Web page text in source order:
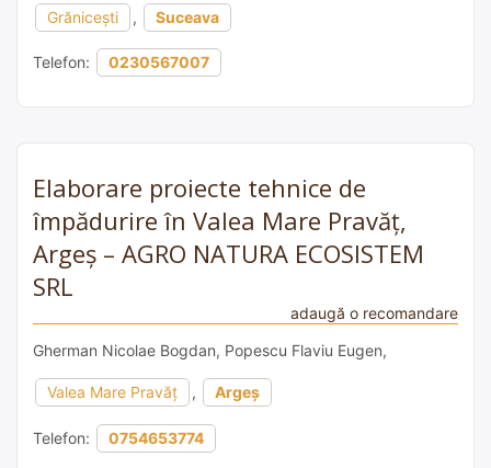
Grănicești , Suceava
Telefon: 0230567007
Elaborare proiecte tehnice de
împădurire în Valea Mare Pravăț,
Argeș – AGRO NATURA ECOSISTEM
SRL
adaugă o recomandare
Gherman Nicolae Bogdan, Popescu Flaviu Eugen,
Valea Mare Pravăț , Argeș
Telefon: 0754653774